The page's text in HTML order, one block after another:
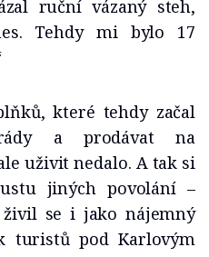
ruční vázaný steh,
Tehdy mi bylo 17
které tehdy začal
a prodávat na
uživit nedalo. A tak si
jiných povolání –
se i jako nájemný
turistů pod Karlovým